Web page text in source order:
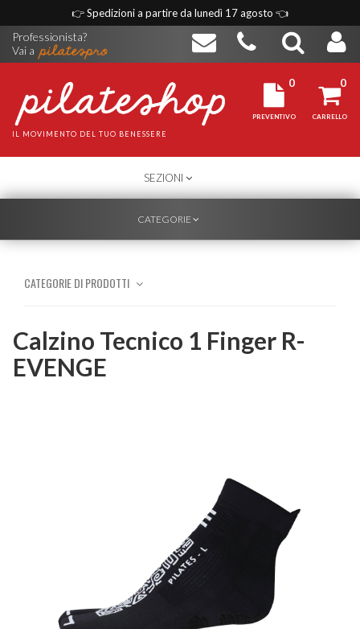
👉Spedizioni a partire da lunedì 17 agosto 👈
Professionista?
Vai a
IL MOVIMENTO DEL TUO BENESSERE
0
PREVENTIVO
0
CARRELLO
TOGGLE
NAVIGATION
SEZIONI
TOGGLE
CATEGORIE
CATEGORIE DI PRODOTTI
Calzino Tecnico 1 Finger R-
EVENGE